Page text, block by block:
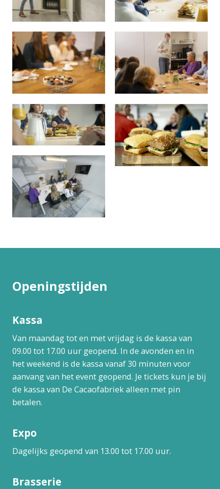
Openingstijden
Kassa
Van maandag tot en met vrijdag is de kassa van
09.00 tot 17.00 uur geopend. In de avonden en in
het weekend is de kassa vanaf 30 minuten voor
aanvang van het event geopend. Je tickets kun je bij
de kassa van De Cacaofabriek alleen met pin
betalen.
Expo
Dagelijks geopend van 13.00 tot 17.00 uur.
Brasserie